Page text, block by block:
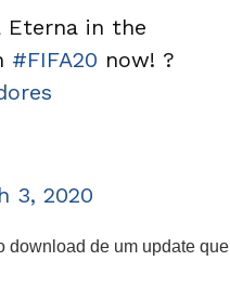
Eterna in the
#FIFA20 now! ?
3, 2020
download de um update que